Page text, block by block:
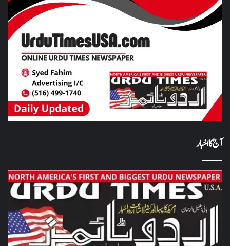
آج کا اخبار